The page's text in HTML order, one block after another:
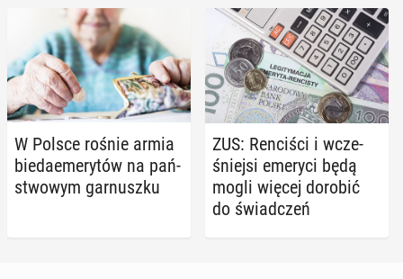
W Polsce rośnie armia
bie­da­eme­ry­tów na pań­
stwo­wym gar­nusz­ku
ZUS: Ren­ci­ści i wcze­
śniej­si emeryci będą
mogli więcej dorobić
do świad­czeń